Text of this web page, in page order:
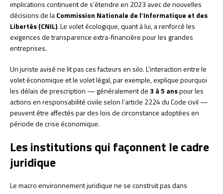
implications continuent de s’étendre en 2023 avec de nouvelles
décisions de laCommission Nationale de l’Informatique et des
Libertés (CNIL). Le volet écologique, quant à lui, a renforcé les
exigences de transparence extra-financière pour les grandes
entreprises.
Un juriste avisé ne lit pas ces facteurs en silo. L’interaction entre le
volet économique et le volet légal, par exemple, explique pourquoi
les délais de prescription — généralement de 3 à 5 anspour les
actions en responsabilité civile selon l’article 2224 du Code civil —
peuvent être affectés par des lois de circonstance adoptées en
période de crise économique.
Les institutions qui façonnent le cadre
juridique
Le macro environnement juridique ne se construit pas dans